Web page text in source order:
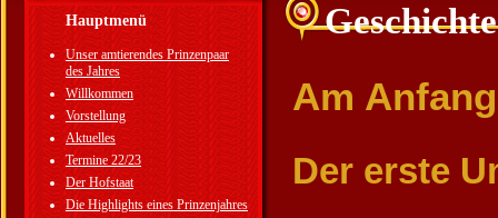
Hauptmenü
Unser amtierendes Prinzenpaar
des Jahres
Willkommen
Vorstellung
Aktuelles
Termine 22/23
Der Hofstaat
Die Highlights eines Prinzenjahres
Geschichte
Am
Der erste